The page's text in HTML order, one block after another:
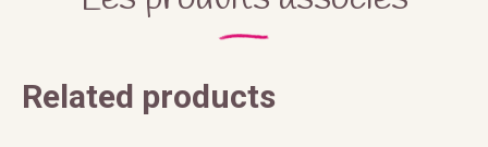
Related products